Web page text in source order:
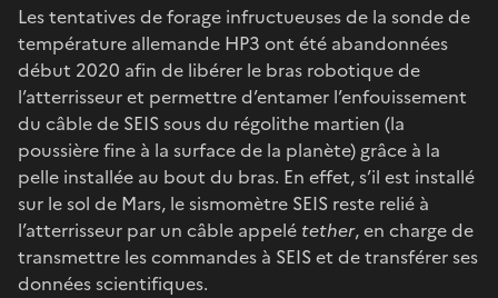
Les tentatives de forage infructueuses de la sonde de
température allemande HP3 ont été abandonnées
début 2020 afin de libérer le bras robotique de
l’atterrisseur et permettre d’entamer l’enfouissement
du câble de SEIS sous du régolithe martien (la
poussière fine à la surface de la planète) grâce à la
pelle installée au bout du bras. En effet, s’il est installé
sur le sol de Mars, le sismomètre SEIS reste relié à
l’atterrisseur par un câble appelé tether, en charge de
transmettre les commandes à SEIS et de transférer ses
données scientifiques.